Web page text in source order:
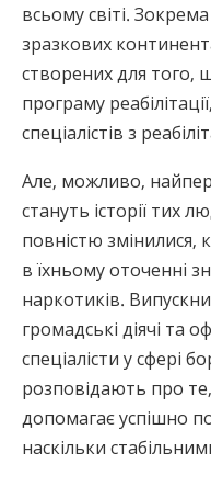
всьому світі.
зразкових
створених для того,
програму
спеціалістів з
Але, можливо,
стануть історії тих
повністю змінилися,
в їхньому оточенні
наркотиків.
громадські діячі та
спеціалісти у сфері
розповідають про
допомагає успішно
наскільки